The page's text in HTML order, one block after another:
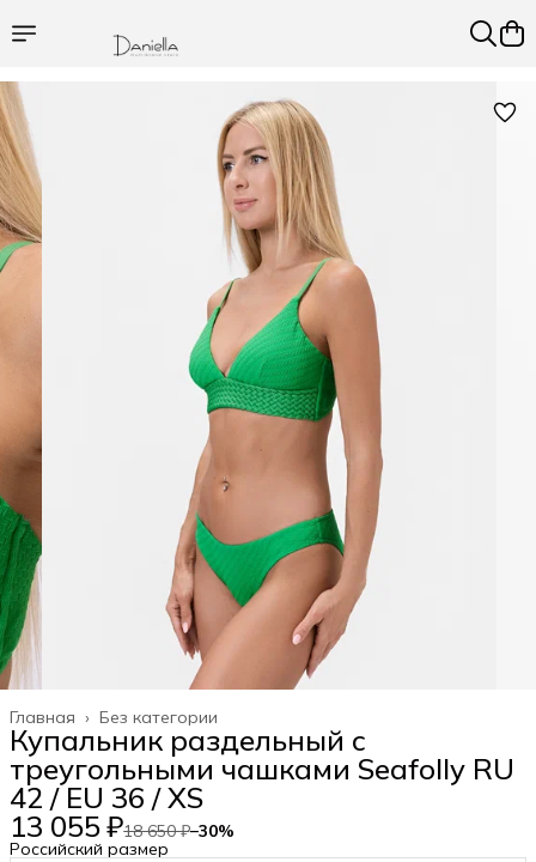
Без категории
Главная ›
Купальник раздельный с
треугольными чашками Seafolly RU
42 / EU 36 / XS
13 055 ₽18 650 ₽−30%
Российский размер